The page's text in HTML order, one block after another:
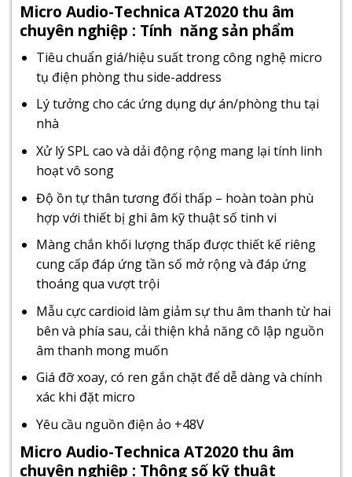
Micro Audio-Technica AT2020 thu âm
chuyên nghiệp : Tính năng sản phẩm
Tiêu chuẩn giá/hiệu suất trong công nghệ micro
tụ điện phòng thu side-address
Lý tưởng cho các ứng dụng dự án/phòng thu tại
nhà
Xử lý SPL cao và dải động rộng mang lại tính linh
hoạt vô song
Độ ồn tự thân tương đối thấp – hoàn toàn phù
hợp với thiết bị ghi âm kỹ thuật số tinh vi
Màng chắn khối lượng thấp được thiết kế riêng
cung cấp đáp ứng tần số mở rộng và đáp ứng
thoáng qua vượt trội
Mẫu cực cardioid làm giảm sự thu âm thanh từ hai
bên và phía sau, cải thiện khả năng cô lập nguồn
âm thanh mong muốn
Giá đỡ xoay, có ren gắn chặt để dễ dàng và chính
xác khi đặt micro
Yêu cầu nguồn điện ảo +48V
Micro Audio-Technica AT2020 thu âm
chuyên nghiệp : Thông số kỹ thuật